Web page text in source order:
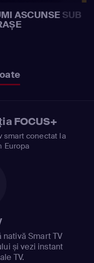
ASCUNSE SUB
FOCUS+
smart conectat la
Europa
Smart TV
și vezi instant
TV.